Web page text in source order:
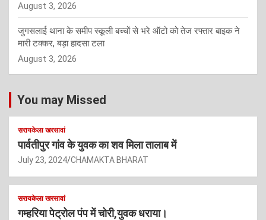
August 3, 2026
जुगसलाई थाना के समीप स्कूली बच्चों से भरे ऑटो को तेज रफ्तार बाइक ने
मारी टक्कर, बड़ा हादसा टला
August 3, 2026
You may Missed
सरायकेला खरसावां
पार्वतीपुर गांव के युवक का शव मिला तालाब में
July 23, 2024 CHAMAKTA BHARAT
सरायकेला खरसावां
गम्हरिया पेट्रोल पंप में चोरी,युवक धराया।